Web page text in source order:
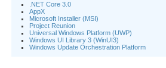
.NET Core 3.0
AppX
Microsoft Installer (MSI)
Project Reunion
Universal Windows Platform (UWP)
Windows UI Library 3 (WinUI3)
Windows Update Orchestration Platform